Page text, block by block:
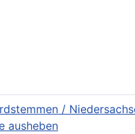
/
ausheben